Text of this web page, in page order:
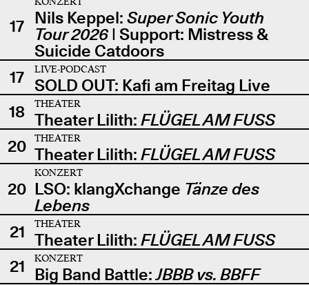
17 Nils Keppel: Super Sonic Youth
Tour 2026| Support: Mistress &
Suicide Catdoors
17
LIVE-PODCAST
SOLD OUT: Kafi am Freitag Live
18
THEATER
Theater Lilith: FLÜGEL AM FUSS
20
THEATER
Theater Lilith: FLÜGEL AM FUSS
20
KONZERT
LSO: klangXchange Tänze des
Lebens
21
THEATER
Theater Lilith: FLÜGEL AM FUSS
21
KONZERT
Big Band Battle:JBBB vs. BBFF